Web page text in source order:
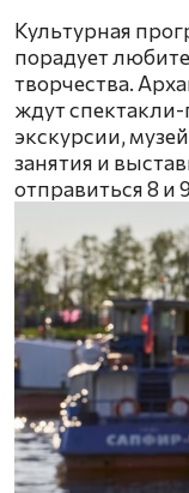
Культурная
порадует
творчества.
ждут
экскурсии,
занятия и
отправиться 8 и